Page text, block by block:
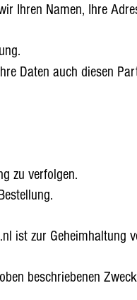
Ihren Namen, Ihre
Daten auch diesen
zu verfolgen.
ist zur Geheimhaltung
beschriebenen